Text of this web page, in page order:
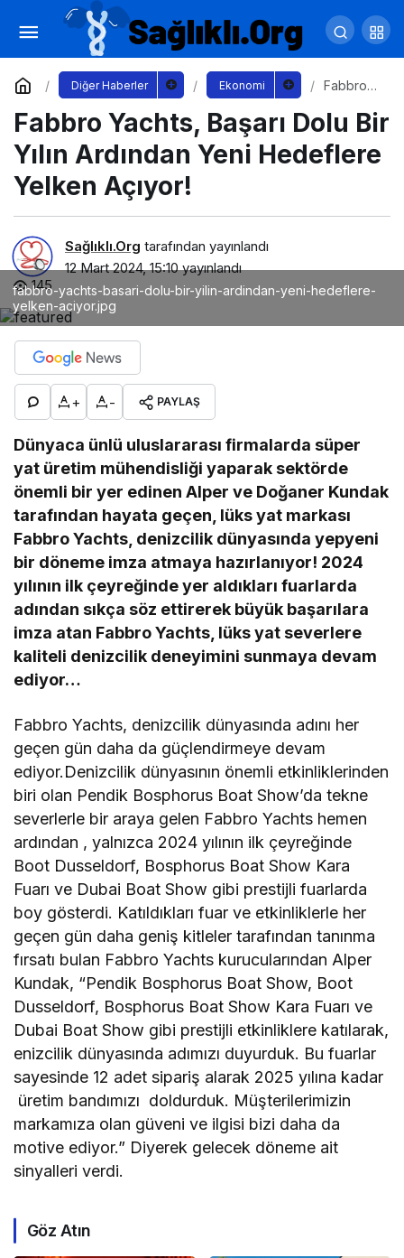
Diğer Haberler Ekonomi
Fabbro
Başarı
Dolu Bir
Yılın
Ardından
Fabbro Yachts, Başarı Dolu Bir
Yılın Ardından Yeni Hedeflere
Yelken Açıyor!
Sağlıklı.Org tarafından yayınlandı
12 Mart 2024, 15:10yayınlandı
145
fabbro-yachts-basari-dolu-bir-yilin-ardindan-yeni-hedeflere-
yelken-aciyor.jpg
+ - PAYLAŞ
Dünyaca ünlü uluslararası firmalarda süper
yat üretim mühendisliği yaparak sektörde
önemli bir yer edinen Alper ve Doğaner Kundak
tarafından hayata geçen, lüks yat markası
Fabbro Yachts, denizcilik dünyasında yepyeni
bir döneme imza atmaya hazırlanıyor! 2024
yılının ilk çeyreğinde yer aldıkları fuarlarda
adından sıkça söz ettirerek büyük başarılara
imza atan Fabbro Yachts, lüks yat severlere
kaliteli denizcilik deneyimini sunmaya devam
ediyor…
Fabbro Yachts, denizcilik dünyasında adını her
geçen gün daha da güçlendirmeye devam
ediyor.Denizcilik dünyasının önemli etkinliklerinden
biri olan Pendik Bosphorus Boat Show’da tekne
severlerle bir araya gelen Fabbro Yachts hemen
ardından , yalnızca 2024 yılının ilk çeyreğinde
Boot Dusseldorf, Bosphorus Boat Show Kara
Fuarı ve Dubai Boat Show gibi prestijli fuarlarda
boy gösterdi. Katıldıkları fuar ve etkinliklerle her
geçen gün daha geniş kitleler tarafından tanınma
fırsatı bulan Fabbro Yachts kurucularından Alper
Kundak, “Pendik Bosphorus Boat Show, Boot
Dusseldorf, Bosphorus Boat Show Kara Fuarı ve
Dubai Boat Show gibi prestijli etkinliklere katılarak,
enizcilik dünyasında adımızı duyurduk. Bu fuarlar
sayesinde 12 adet sipariş alarak 2025 yılına kadar
üretim bandımızı doldurduk. Müşterilerimizin
markamıza olan güveni ve ilgisi bizi daha da
motive ediyor.” Diyerek gelecek döneme ait
sinyalleri verdi.
Göz Atın
Enerjisa Enerji, 2023 yılında bir önceki yıla
göre yatırımlarını üç kat arttırdı.
Yorum Yap Paylaş